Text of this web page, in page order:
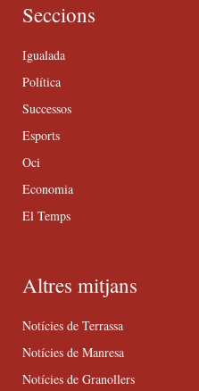
Seccions
Igualada
Política
Successos
Esports
Oci
Economia
El Temps
Altres mitjans
Notícies de Terrassa
Notícies de Manresa
Notícies de Granollers